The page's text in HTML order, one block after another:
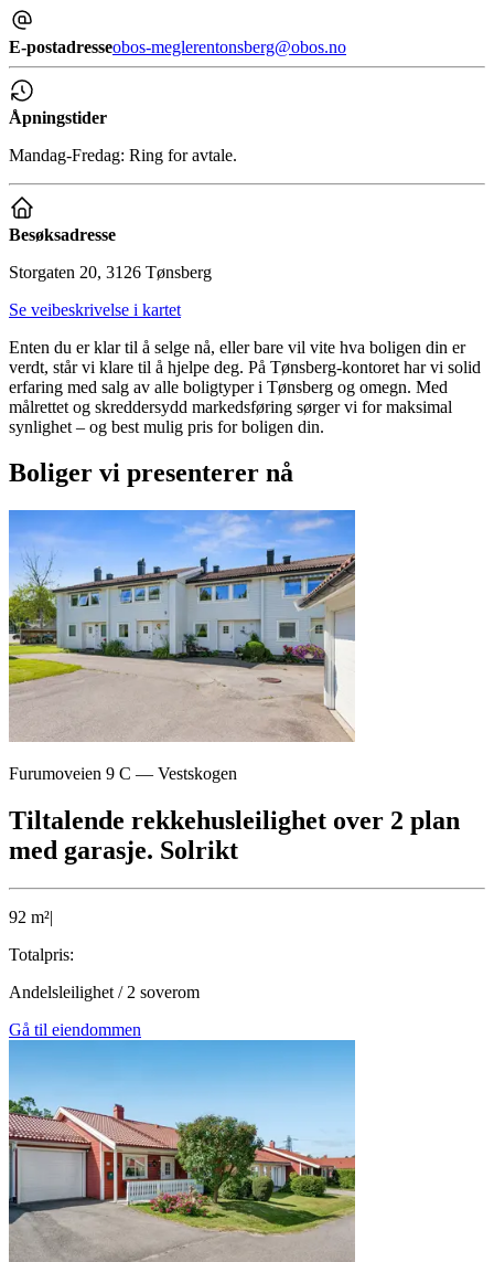
E-postadresseobos-meglerentonsberg@obos.no
Åpningstider
Mandag-Fredag: Ring for avtale.
Besøksadresse
Storgaten 20, 3126 Tønsberg
Se veibeskrivelse i kartet
Enten du er klar til å selge nå, eller bare vil vite hva boligen din er
verdt, står vi klare til å hjelpe deg. På Tønsberg-kontoret har vi solid
erfaring med salg av alle boligtyper i Tønsberg og omegn. Med
målrettet og skreddersydd markedsføring sørger vi for maksimal
synlighet – og best mulig pris for boligen din.
Boliger vi presenterer nå
Furumoveien 9 C — Vestskogen
Tiltalende rekkehusleilighet over 2 plan
med garasje. Solrikt
92 m²|
Totalpris:
Andelsleilighet / 2 soverom
Gå til eiendommen